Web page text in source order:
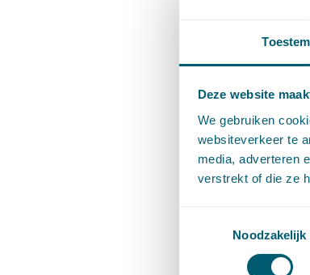
Deze website
We gebruiken
websiteverkeer te
media, adverteren
verstrekt of die ze
Noodzakelijk